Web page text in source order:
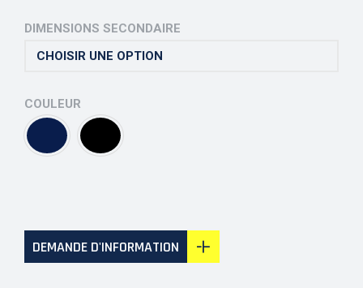
DIMENSIONS SECONDAIRE
COULEUR
DEMANDE D'INFORMATION